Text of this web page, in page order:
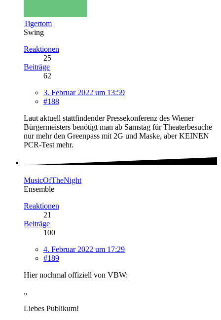
Tigertom
Swing
Reaktionen
25
Beiträge
62
3. Februar 2022 um 13:59
#188
Laut aktuell stattfindender Pressekonferenz des Wiener
Bürgermeisters benötigt man ab Samstag für Theaterbesuche
nur mehr den Greenpass mit 2G und Maske, aber KEINEN
PCR-Test mehr.
MusicOfTheNight
Ensemble
Reaktionen
21
Beiträge
100
4. Februar 2022 um 17:29
#189
Hier nochmal offiziell von VBW:
„
Liebes Publikum!